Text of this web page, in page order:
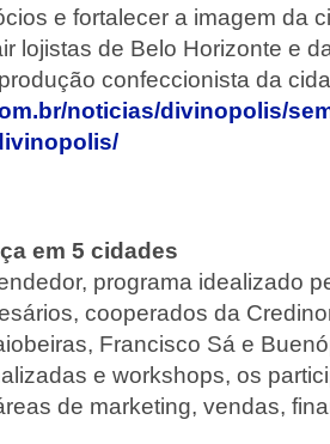
e fortalecer a imagem da
lojistas de Belo Horizonte e
confeccionista da
noticias/divinopolis/
em 5 cidades
programa idealizado
cooperados da
Francisco Sá e
e workshops, os
de marketing, vendas,